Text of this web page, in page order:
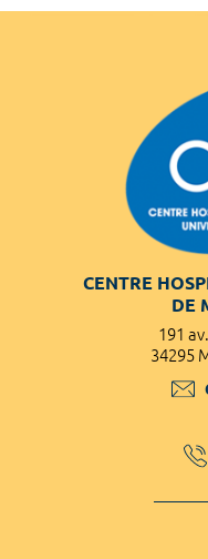
CENTRE
DE
191
34295